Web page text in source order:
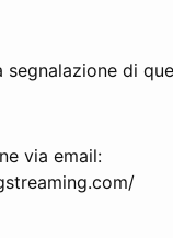
segnalazione di
via email: